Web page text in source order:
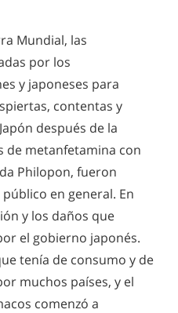
Mundial, las
por los
y japoneses para
contentas y
después de la
de metanfetamina con
Philopon, fueron
en general. En
y los daños que
el gobierno japonés.
tenía de consumo y de
muchos países, y el
comenzó a